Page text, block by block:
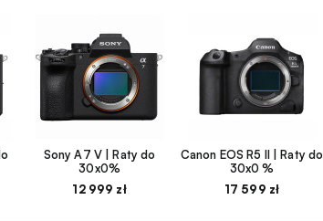
Sony A7 V | Raty do
30x0%
12 999 zł
Canon EOS R5 II | Raty do
30x0 %
17 599 zł